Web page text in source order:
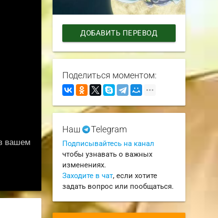
ДОБАВИТЬ ПЕРЕВОД
Поделиться моментом:
Наш Telegram
Подписывайтесь на канал
чтобы узнавать о важных
изменениях.
Заходите в чат, если хотите
задать вопрос или пообщаться.